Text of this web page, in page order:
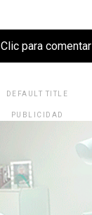
Clic para comentar
DEFAULT TITLE
PUBLICIDAD